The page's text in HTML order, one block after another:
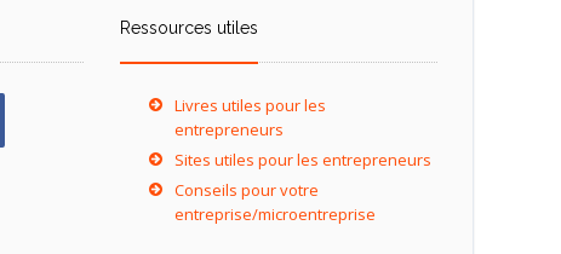
Ressources utiles
Livres utiles pour les
entrepreneurs
Sites utiles pour les entrepreneurs
Conseils pour votre
entreprise/microentreprise